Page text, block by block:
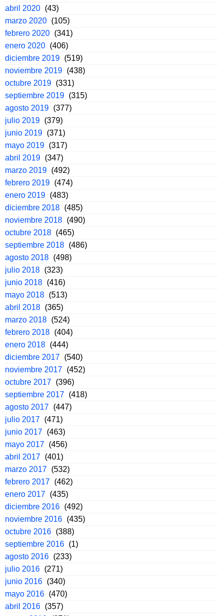
abril 2020 (43)
marzo 2020 (105)
febrero 2020 (341)
enero 2020 (406)
diciembre 2019 (519)
noviembre 2019 (438)
octubre 2019 (331)
septiembre 2019 (315)
agosto 2019 (377)
julio 2019 (379)
junio 2019 (371)
mayo 2019 (317)
abril 2019 (347)
marzo 2019 (492)
febrero 2019 (474)
enero 2019 (483)
diciembre 2018 (485)
noviembre 2018 (490)
octubre 2018 (465)
septiembre 2018 (486)
agosto 2018 (498)
julio 2018 (323)
junio 2018 (416)
mayo 2018 (513)
abril 2018 (365)
marzo 2018 (524)
febrero 2018 (404)
enero 2018 (444)
diciembre 2017 (540)
noviembre 2017 (452)
octubre 2017 (396)
septiembre 2017 (418)
agosto 2017 (447)
julio 2017 (471)
junio 2017 (463)
mayo 2017 (456)
abril 2017 (401)
marzo 2017 (532)
febrero 2017 (462)
enero 2017 (435)
diciembre 2016 (492)
noviembre 2016 (435)
octubre 2016 (388)
septiembre 2016 (1)
agosto 2016 (233)
julio 2016 (271)
junio 2016 (340)
mayo 2016 (470)
abril 2016 (357)